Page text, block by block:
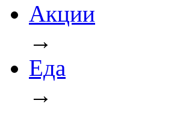
Акции
→
Еда
→